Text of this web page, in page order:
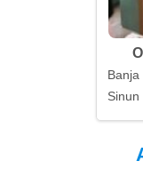
Banja